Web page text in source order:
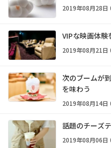
2019年08月28日
VIPな映画体験
2019年08月21日
次のブームが
を味わう
2019年08月14日
話題のチーズ
2019年08月06日